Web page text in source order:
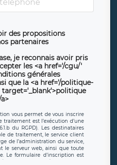
des propositions
partenaires
je reconnais avoir pris
les <a href='/cgu/'
générales
que la <a href='/politique-
vous permet de vous inscrire
traitement est l’exécution d’une
du RGPD). Les destinataires
de traitement, le service client
de l’administration du service,
le serveur web, ainsi que toute
Le formulaire d’inscription est